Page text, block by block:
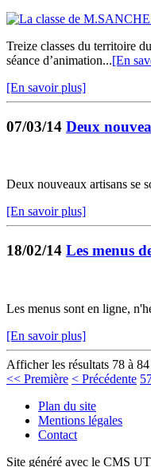
Treize classes du territoire
séance d’animation...[En
[En savoir plus]
07/03/14 Deux
Deux nouveaux artisans se
[En savoir plus]
18/02/14 Les menus
Les menus sont en ligne,
[En savoir plus]
Afficher les résultats 78 à
<< Première < Précédente
Plan du site
Mentions légales
Contact
Site généré avec le CMS